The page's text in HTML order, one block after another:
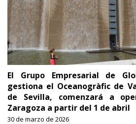
El Grupo Empresarial de
gestiona el Oceanogràfic de
de Sevilla, comenzará a
Zaragoza a partir del 1 de abril
30 de marzo de 2026